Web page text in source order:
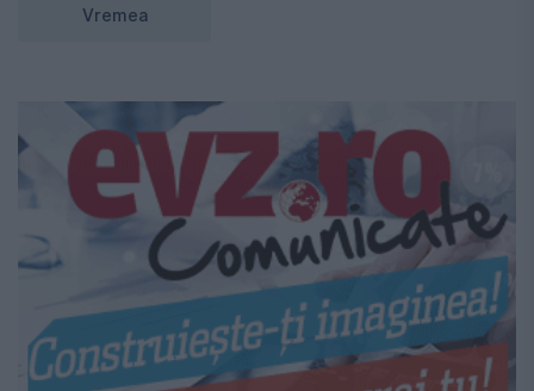
Vremea